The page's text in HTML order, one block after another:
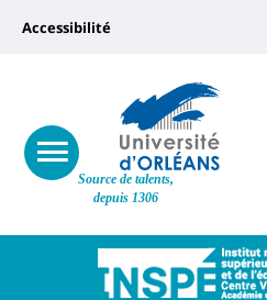
Source de talents,
depuis 1306
Université
responsive
menu
button
Université
vers
page
accessibilité
Accessibilité
Université